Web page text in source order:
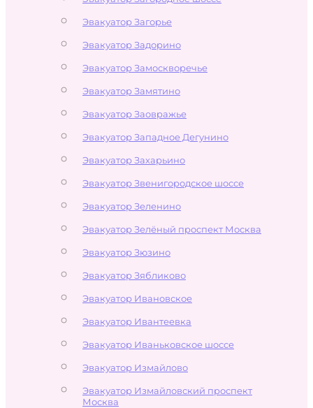
Эвакуатор Загорье
Эвакуатор Задорино
Эвакуатор Замоскворечье
Эвакуатор Замятино
Эвакуатор Заовражье
Эвакуатор Западное Дегунино
Эвакуатор Захарьино
Эвакуатор Звенигородское шоссе
Эвакуатор Зеленино
Эвакуатор Зелёный проспект Москва
Эвакуатор Зюзино
Эвакуатор Зябликово
Эвакуатор Ивановское
Эвакуатор Ивантеевка
Эвакуатор Иваньковское шоссе
Эвакуатор Измайлово
Эвакуатор Измайловский проспект
Москва